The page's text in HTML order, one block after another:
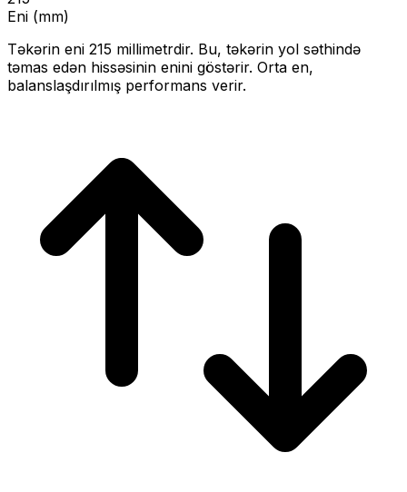
Eni (mm)
Təkərin eni 215 millimetrdir. Bu, təkərin yol səthində
təmas edən hissəsinin enini göstərir. Orta en,
balanslaşdırılmış performans verir.